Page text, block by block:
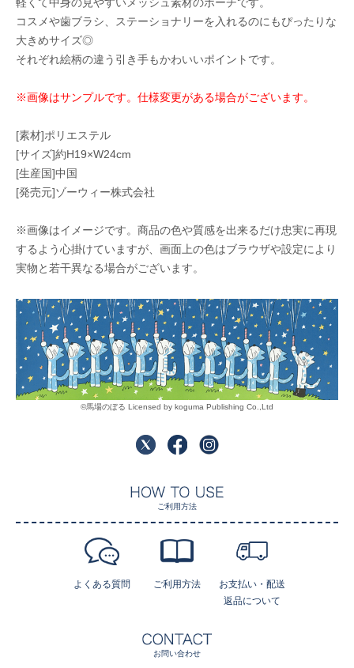
コスメや歯ブラシ、ステーショナリーを入れるのにもぴったりな
大きめサイズ◎
それぞれ絵柄の違う引き手もかわいいポイントです。
※画像はサンプルです。仕様変更がある場合がございます。
[素材]ポリエステル
[サイズ]約H19×W24cm
[生産国]中国
[発売元]ゾーウィー株式会社
※画像はイメージです。商品の色や質感を出来るだけ忠実に再現
するよう心掛けていますが、画面上の色はブラウザや設定により
実物と若干異なる場合がございます。
©馬場のぼる Licensed by koguma Publishing Co.,Ltd
お問い合わせ
ご利用方法
よくある質問 ご利用方法
お支払い・配送
返品について